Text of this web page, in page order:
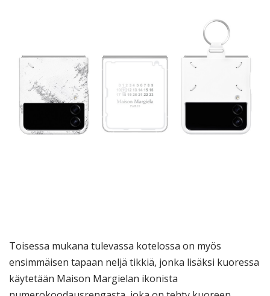
Toisessa mukana tulevassa kotelossa on myös
ensimmäisen tapaan neljä tikkiä, jonka lisäksi kuoressa
käytetään Maison Margielan ikonista